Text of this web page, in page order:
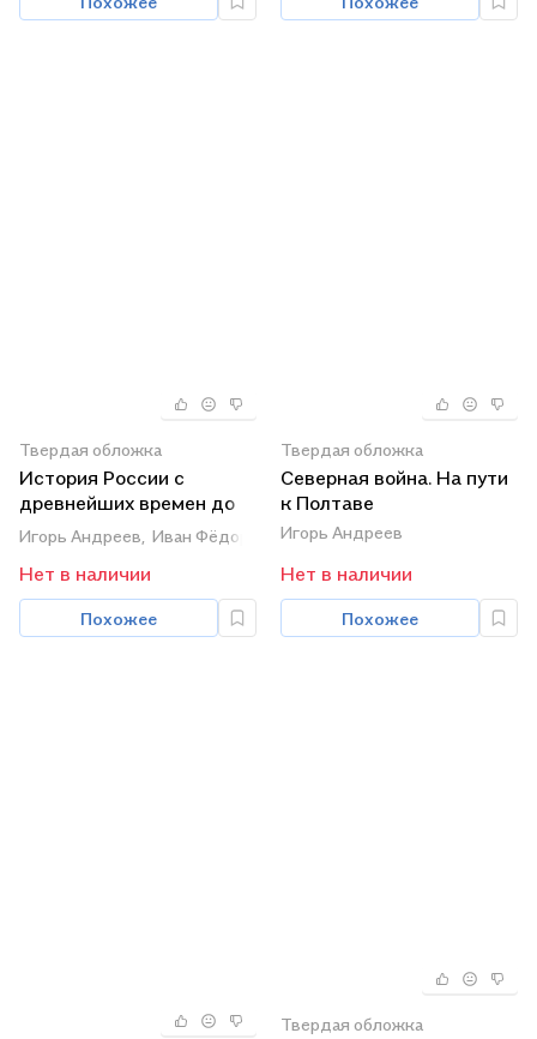
Твердая обложка
История России с
древнейших времен до
XVI века. 6 класс.
Учебник
Игорь Андреев, Иван Фёдоров
Нет в наличии
Похожее
Твердая обложка
Северная война. На пути
к Полтаве
Игорь Андреев
Нет в наличии
Похожее
Твердая обложка